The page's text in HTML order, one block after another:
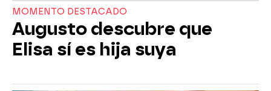
MOMENTO DESTACADO
Augusto descubre que
Elisa sí es hija suya